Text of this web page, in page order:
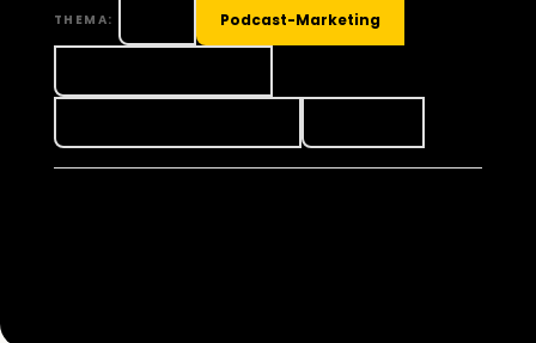
THEMA: Podcast-Marketing